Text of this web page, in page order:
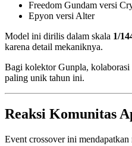
Freedom Gundam versi
Epyon versi Alter
Model ini dirilis dalam skala 1/
karena detail mekaniknya.
Bagi kolektor Gunpla, kolaborasi
paling unik tahun ini.
Reaksi Komunitas
Event crossover ini